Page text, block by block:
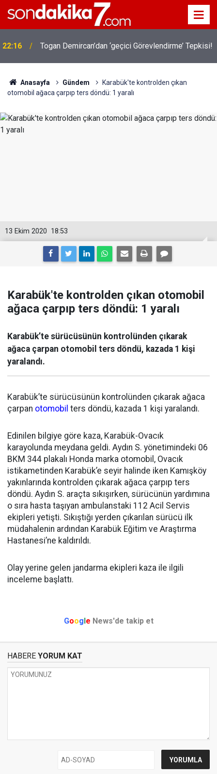
22:16 Togan Demircan’dan ‘geçici Görevlendirme’ Tepkisi!
Anasayfa Gündem
Karabük'te kontrolden çıkan
otomobil ağaca çarpıp ters döndü: 1 yaralı
18:53
13 Ekim 2020
Karabük'te kontrolden çıkan otomobil
ağaca çarpıp ters döndü: 1 yaralı
Karabük’te sürücüsünün kontrolünden çıkarak
ağaca çarpan otomobil ters döndü, kazada 1 kişi
yaralandı.
Karabük’te sürücüsünün kontrolünden çıkarak ağaca
çarpan otomobil ters döndü, kazada 1 kişi yaralandı.
Edinilen bilgiye göre kaza, Karabük-Ovacık
karayolunda meydana geldi. Aydın S. yönetimindeki 06
BKM 344 plakalı Honda marka otomobil, Ovacık
istikametinden Karabük’e seyir halinde iken Kamışköy
yakınlarında kontrolden çıkarak ağaca çarpıp ters
döndü. Aydın S. araçta sıkışırken, sürücünün yardımına
o sıra hasta taşıyan ambulanstaki 112 Acil Servis
ekipleri yetişti. Sıkıştığı yerden çıkarılan sürücü ilk
müdahalenin ardından Karabük Eğitim ve Araştırma
Hastanesi’ne kaldırıldı.
Olay yerine gelen jandarma ekipleri kaza ile ilgili
inceleme başlattı.
Google News'de takip et
HABERE YORUM KAT